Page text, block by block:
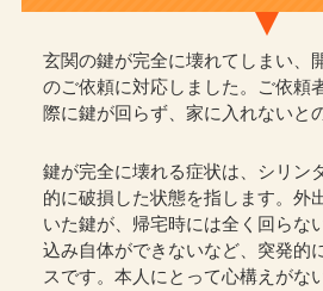
玄関の鍵が完全に壊れてしまい、
のご依頼に対応しました。ご依頼
際に鍵が回らず、家に入れないと
鍵が完全に壊れる症状は、シリン
的に破損した状態を指します。外
いた鍵が、帰宅時には全く回らな
込み自体ができないなど、突発的
スです。本人にとって心構えがな